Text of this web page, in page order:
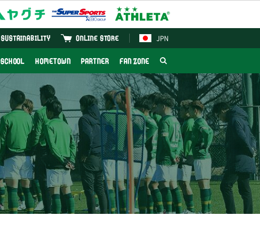
JPN
ONLINE STORE
SUSTAINABILITY
SCHOOL HOMETOWN PARTNER FAN ZONE